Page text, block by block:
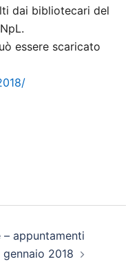
dai bibliotecari del
essere scaricato
appuntamenti
2018